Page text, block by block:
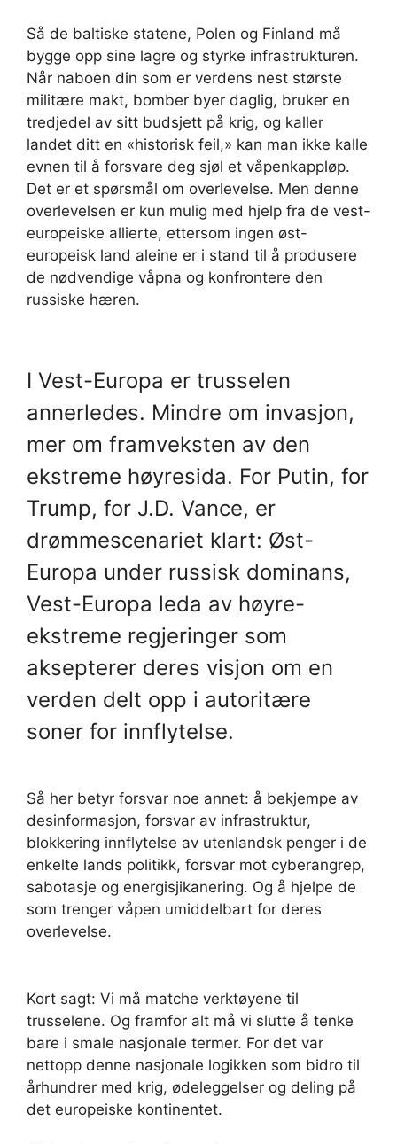
Så de baltiske statene, Polen og Finland må
bygge opp sine lagre og styrke infrastrukturen.
Når naboen din som er verdens nest største
militære makt, bomber byer daglig, bruker en
tredjedel av sitt budsjett på krig, og kaller
landet ditt en «historisk feil,» kan man ikke kalle
evnen til å forsvare deg sjøl et våpenkappløp.
Det er et spørsmål om overlevelse. Men denne
overlevelsen er kun mulig med hjelp fra de vest-
europeiske allierte, ettersom ingen øst-
europeisk land aleine er i stand til å produsere
de nødvendige våpna og konfrontere den
russiske hæren.
I Vest-Europa er trusselen
annerledes. Mindre om invasjon,
mer om framveksten av den
ekstreme høyresida. For Putin, for
Trump, for J.D. Vance, er
drømmescenariet klart: Øst-
Europa under russisk dominans,
Vest-Europa leda av høyre-
ekstreme regjeringer som
aksepterer deres visjon om en
verden delt opp i autoritære
soner for innflytelse.
Så her betyr forsvar noe annet: å bekjempe av
desinformasjon, forsvar av infrastruktur,
blokkering innflytelse av utenlandsk penger i de
enkelte lands politikk, forsvar mot cyberangrep,
sabotasje og energisjikanering. Og å hjelpe de
som trenger våpen umiddelbart for deres
overlevelse.
Kort sagt: Vi må matche verktøyene til
trusselene. Og framfor alt må vi slutte å tenke
bare i smale nasjonale termer. For det var
nettopp denne nasjonale logikken som bidro til
århundrer med krig, ødeleggelser og deling på
det europeiske kontinentet.